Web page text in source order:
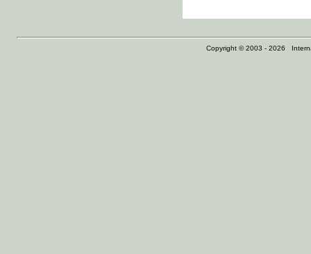
Copyright © 2003 - 2026